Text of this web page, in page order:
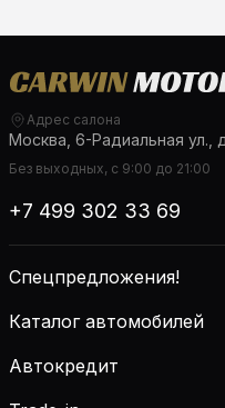
Адрес салона
Москва, 6-Радиальная ул.,
Без выходных, с 9:00 до 21:00
+7 499 302 33 69
Спецпредложения!
Каталог автомобилей
Автокредит